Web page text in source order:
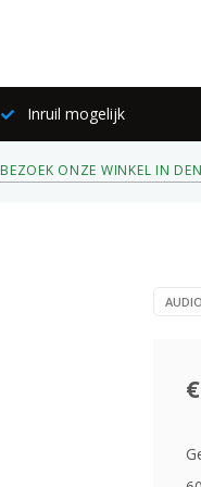
Inruil mogelijk
BEZOEK ONZE WINKEL IN